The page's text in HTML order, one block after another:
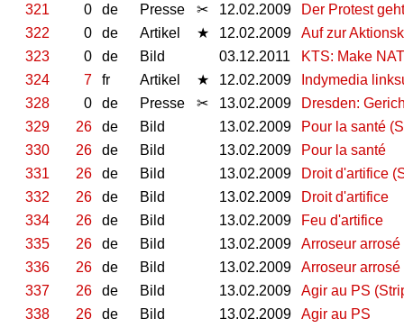
321
0 de Presse ✂ 12.02.2009
Der Protest
322
0 de Artikel ★ 12.02.2009
Auf zur
323
0 de Bild 03.12.2011
KTS: Make
324
7 fr Artikel ★ 12.02.2009
Indymedia
328
0 de Presse ✂ 13.02.2009
Dresden:
329
26 de Bild 13.02.2009
Pour la santé
330
26 de Bild 13.02.2009
Pour la santé
331
26 de Bild 13.02.2009
Droit d'artifice
332
26 de Bild 13.02.2009
Droit d'artifice
334
26 de Bild 13.02.2009
Feu d'artifice
335
26 de Bild 13.02.2009
Arroseur arrosé
336
26 de Bild 13.02.2009
Arroseur arrosé
337
26 de Bild 13.02.2009
Agir au PS
338
26 de Bild 13.02.2009
Agir au PS